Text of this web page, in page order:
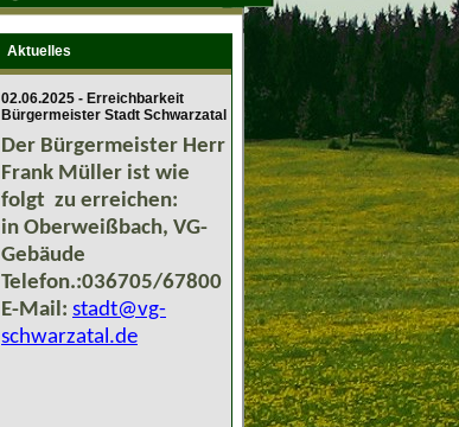
Aktuelles
02.06.2025 - Erreichbarkeit
Bürgermeister Stadt Schwarzatal
Der Bürgermeister Herr
Frank Müller ist wie
folgt zu erreichen:
in Oberweißbach, VG-
Gebäude
Telefon.:036705/67800
E-Mail: stadt@vg-
schwarzatal.de